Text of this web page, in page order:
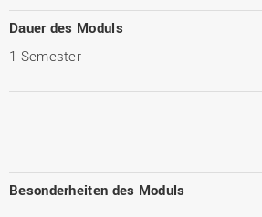
Dauer des Moduls
1 Semester
Besonderheiten des Moduls